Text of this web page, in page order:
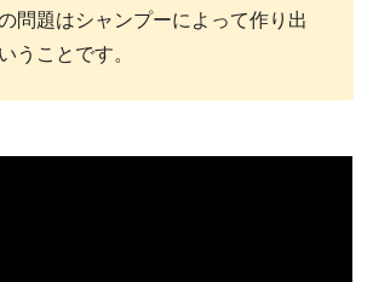
問題はシャンプーによって作り出
うことです。